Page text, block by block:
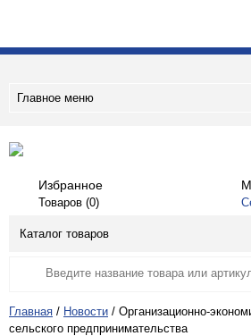
Главное меню
Избранное
Товаров (0)
Каталог товаров
Главная / Новости / Организационно-
сельского предпринимательства